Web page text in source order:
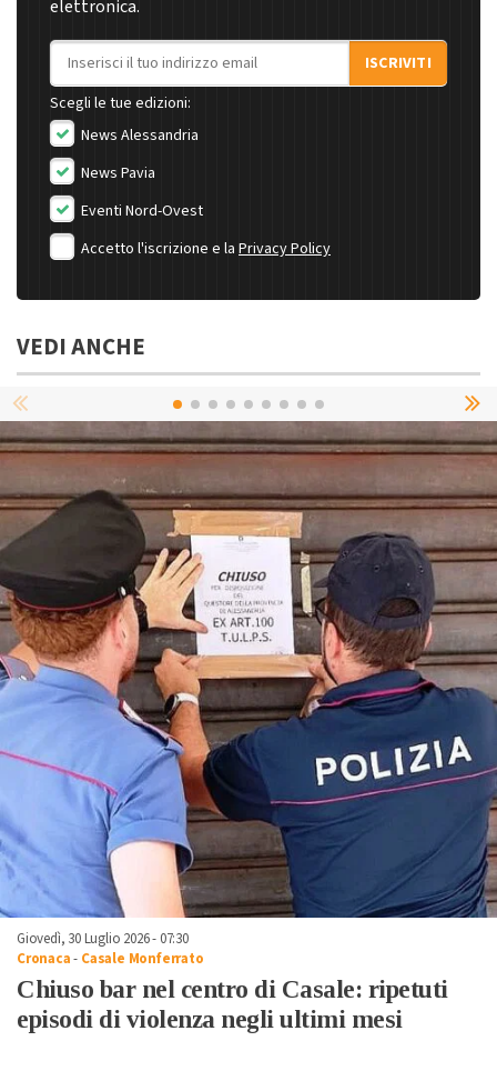
elettronica.
Indirizzo email
ISCRIVITI
Scegli le tue edizioni:
News Alessandria
News Pavia
Eventi Nord-Ovest
Accetto l'iscrizione e la Privacy Policy
VEDI ANCHE
Giovedì, 30 Luglio 2026 - 07:30
Cronaca- Casale Monferrato
Chiuso bar nel centro di Casale: ripetuti
episodi di violenza negli ultimi mesi